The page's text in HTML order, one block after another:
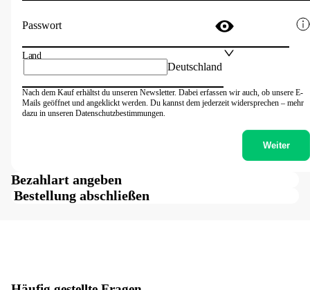
Passwort
Deutschland
Land
Nach dem Kauf erhältst du unseren Newsletter. Dabei erfassen wir auch, ob unsere E-
Mails geöffnet und angeklickt werden. Du kannst dem jederzeit widersprechen – mehr
dazu in unseren Datenschutzbestimmungen.
Weiter
Bezahlart angeben
Bestellung abschließen